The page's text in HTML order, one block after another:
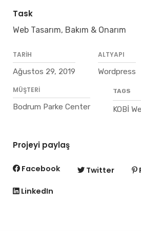
Task
Web Tasarım, Bakım & Onarım
TARIH
Ağustos 29, 2019
ALTYAPI
Wordpress
MÜŞTERI
Bodrum Parke Center
TAGS
KOBİ
Projeyi paylaş
Facebook Twitter
LinkedIn